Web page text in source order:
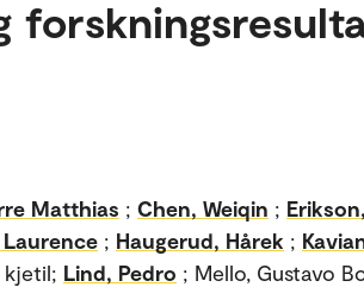
Matthias ; Chen, Weiqin ; Erikson,
Laurence ; Haugerud, Hårek ;
kjetil; Lind, Pedro ; Mello, Gustavo